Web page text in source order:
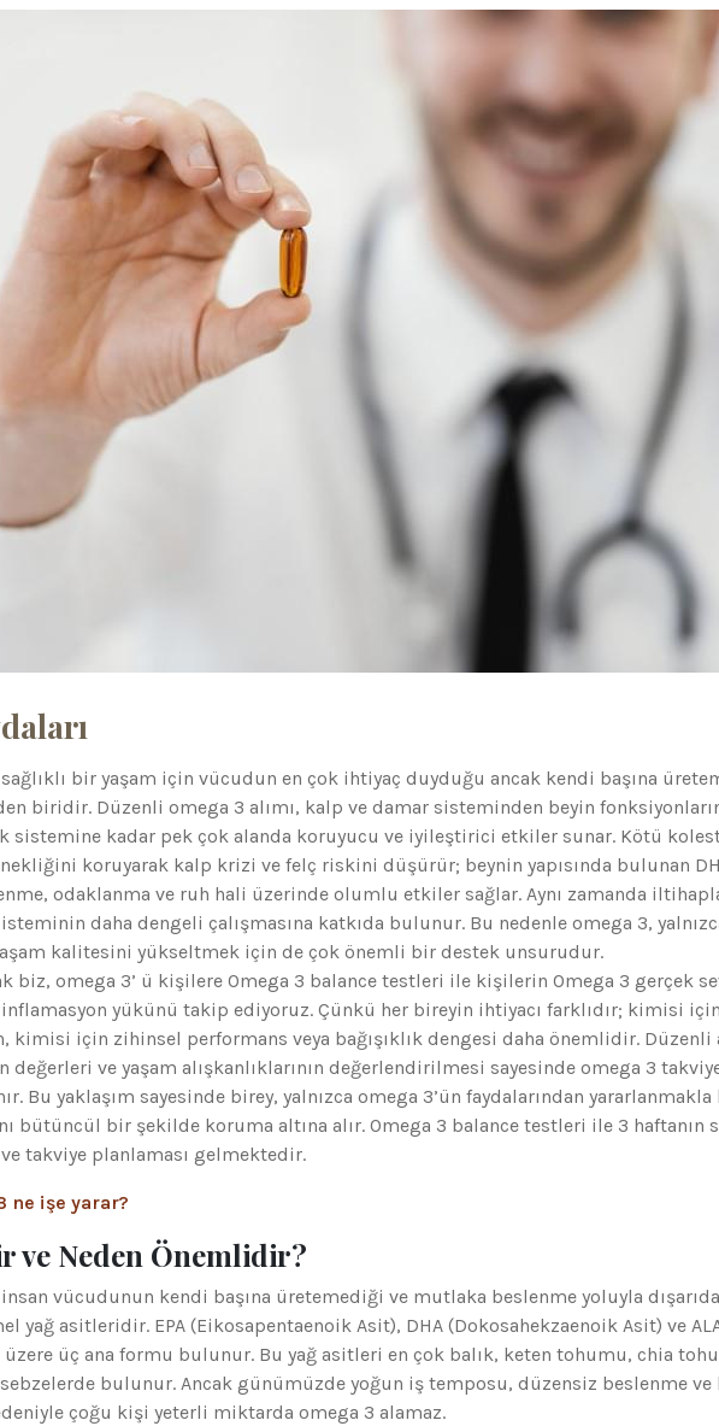
bir yaşam için vücudun en çok ihtiyaç duyduğu ancak kendi başına
biridir. Düzenli omega 3 alımı, kalp ve damar sisteminden beyin
sistemine kadar pek çok alanda koruyucu ve iyileştirici etkiler sunar. Kötü
koruyarak kalp krizi ve felç riskini düşürür; beynin yapısında bulunan
odaklanma ve ruh hali üzerinde olumlu etkiler sağlar. Aynı zamanda
daha dengeli çalışmasına katkıda bulunur. Bu nedenle omega 3,
kalitesini yükseltmek için de çok önemli bir destek unsurudur.
biz, omega 3’ ü kişilere Omega 3 balance testleri ile kişilerin Omega 3 gerçek
inflamasyon yükünü takip ediyoruz. Çünkü her bireyin ihtiyacı farklıdır; kimisi
kimisi için zihinsel performans veya bağışıklık dengesi daha önemlidir. Düzenli
değerleri ve yaşam alışkanlıklarının değerlendirilmesi sayesinde omega 3
Bu yaklaşım sayesinde birey, yalnızca omega 3’ün faydalarından yararlanmakla
bütüncül bir şekilde koruma altına alır. Omega 3 balance testleri ile 3 haftanın
takviye planlaması gelmektedir.
ne işe yarar?
ve Neden Önemlidir?
vücudunun kendi başına üretemediği ve mutlaka beslenme yoluyla
yağ asitleridir. EPA (Eikosapentaenoik Asit), DHA (Dokosahekzaenoik Asit) ve
üç ana formu bulunur. Bu yağ asitleri en çok balık, keten tohumu, chia
sebzelerde bulunur. Ancak günümüzde yoğun iş temposu, düzensiz beslenme ve
çoğu kişi yeterli miktarda omega 3 alamaz.